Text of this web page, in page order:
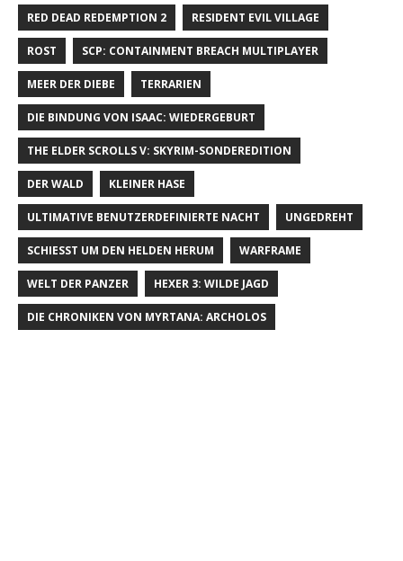
RED DEAD REDEMPTION 2 RESIDENT EVIL VILLAGE
ROST SCP: CONTAINMENT BREACH MULTIPLAYER
MEER DER DIEBE TERRARIEN
DIE BINDUNG VON ISAAC: WIEDERGEBURT
THE ELDER SCROLLS V: SKYRIM-SONDEREDITION
DER WALD KLEINER HASE
ULTIMATIVE BENUTZERDEFINIERTE NACHT UNGEDREHT
SCHIESST UM DEN HELDEN HERUM WARFRAME
WELT DER PANZER HEXER 3: WILDE JAGD
DIE CHRONIKEN VON MYRTANA: ARCHOLOS